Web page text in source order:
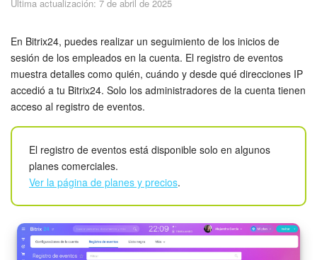
Seguridad
Planes y pagos
Cómo empezar
Feed
Messenger
Collabs
Bitrix24 Drive
Última actualización: 7 de abril de 2025
En Bitrix24, puedes realizar un seguimiento de los inicios de
sesión de los empleados en la cuenta. El registro de eventos
muestra detalles como quién, cuándo y desde qué direcciones IP
accedió a tu Bitrix24. Solo los administradores de la cuenta tienen
acceso al registro de eventos.
El registro de eventos está disponible solo en algunos
planes comerciales.
Ver la página de planes y precios.